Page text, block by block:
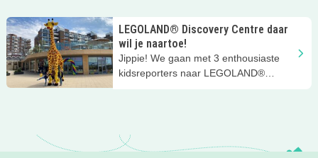
LEGOLAND® Discovery Centre daar
wil je naartoe!
Jippie! We gaan met 3 enthousiaste
kidsreporters naar LEGOLAND®
Gigi voor staat.... Wat een geweldig
kleurrijk LEGO® speelparadijs voor